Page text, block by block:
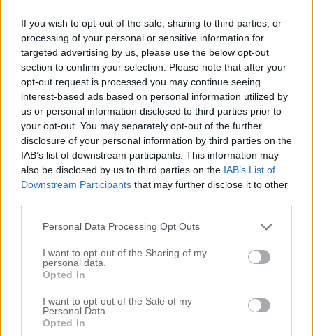
If you wish to opt-out of the sale, sharing to third parties, or
processing of your personal or sensitive information for
targeted advertising by us, please use the below opt-out
section to confirm your selection. Please note that after your
opt-out request is processed you may continue seeing
interest-based ads based on personal information utilized by
us or personal information disclosed to third parties prior to
your opt-out. You may separately opt-out of the further
disclosure of your personal information by third parties on the
IAB’s list of downstream participants. This information may
also be disclosed by us to third parties on the IAB’s List of
Downstream Participants that may further disclose it to other
Personal Data Processing Opt Outs
I want to opt-out of the Sharing of my
personal data.
Opted In
I want to opt-out of the Sale of my
Personal Data.
Opted In
kommer att jobba halvdag, sedan ska jag och A
inhandla det sista innan vi åker hem till Gävle – som
det ser ut nu så kommer vi stanna över hela jul och
nyår. Sedan är det fullt […]
OMBRE MED DIN EGNA BOTTENFÄRG
9 juni 2017, 15:44